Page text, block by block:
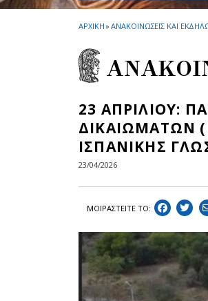
ΑΡΧΙΚΗ» ΑΝΑΚΟΙΝΩΣΕΙΣ ΚΑΙ
23 ΑΠΡΙΛΙΟΥ:
ΔΙΚΑΙΩΜΑΤΩΝ
ΙΣΠΑΝΙΚΗΣ
23/04/2026
ΜΟΙΡΑΣΤEIΤΕ ΤΟ: